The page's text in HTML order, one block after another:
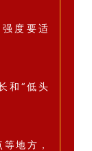
度要适
和“低头
地方，